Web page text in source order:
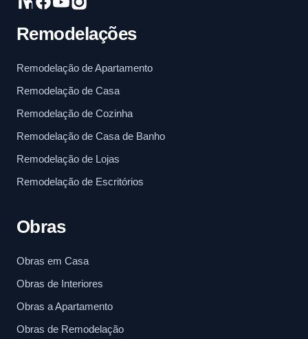
Remodelações
Remodelação de Apartamento
Remodelação de Casa
Remodelação de Cozinha
Remodelação de Casa de Banho
Remodelação de Lojas
Remodelação de Escritórios
Obras
Obras em Casa
Obras de Interiores
Obras a Apartamento
Obras de Remodelação